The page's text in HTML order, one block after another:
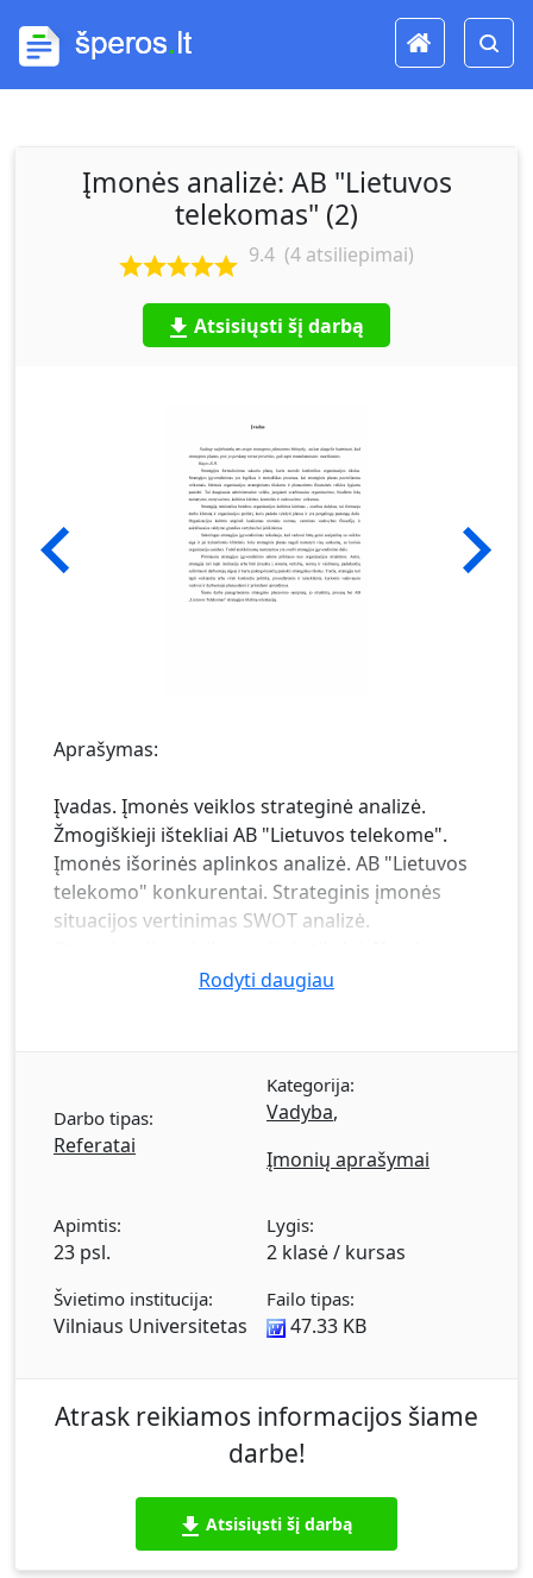
Įmonės analizė: AB "Lietuvos
telekomas" (2)
9.4 (4 atsiliepimai)
Atsisiųsti šį darbą
Aprašymas:
Įvadas. Įmonės veiklos strateginė analizė.
Žmogiškieji ištekliai AB "Lietuvos telekome".
Įmonės išorinės aplinkos analizė. AB "Lietuvos
telekomo" konkurentai. Strateginis įmonės
situacijos vertinimas SWOT analizė.
Rodyti daugiau
Darbo tipas:
Referatai
Kategorija:
Vadyba,
Įmonių aprašymai
Apimtis:
23 psl.
Lygis:
2 klasė / kursas
Švietimo institucija:
Vilniaus Universitetas
Failo tipas:
47.33 KB
Atrask reikiamos informacijos šiame
darbe!
Atsisiųsti šį darbą